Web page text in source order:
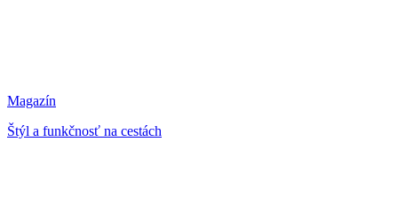
Magazín
Štýl a funkčnosť na cestách